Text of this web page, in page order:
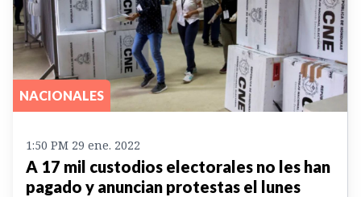
NACIONALES
1:50 PM 29 ene. 2022
A 17 mil custodios electorales no les han
pagado y anuncian protestas el lunes